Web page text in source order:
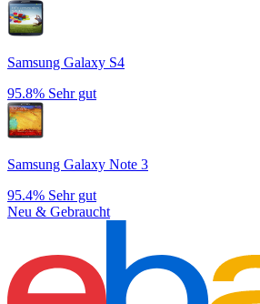
Samsung Galaxy S4
95.8% Sehr gut
Samsung Galaxy Note 3
95.4% Sehr gut
Neu & Gebraucht